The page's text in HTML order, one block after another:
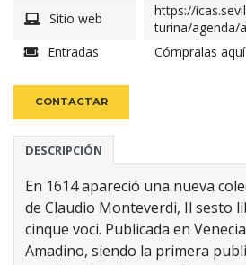
Sitio web
https://
turina/agenda/
Entradas
Cómpralas aquí
CONTACTAR
DESCRIPCIÓN
En 1614 apareció una nueva
de Claudio Monteverdi, Il sesto
cinque voci. Publicada en
Amadino, siendo la primera